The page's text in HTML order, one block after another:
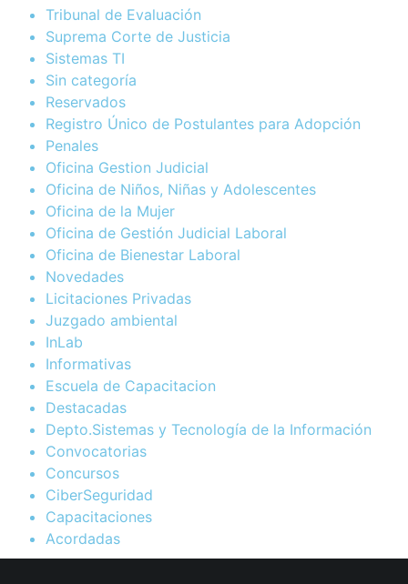
Tribunal de Evaluación
Suprema Corte de Justicia
Sistemas TI
Sin categoría
Reservados
Registro Único de Postulantes para Adopción
Penales
Oficina Gestion Judicial
Oficina de Niños, Niñas y Adolescentes
Oficina de la Mujer
Oficina de Gestión Judicial Laboral
Oficina de Bienestar Laboral
Novedades
Licitaciones Privadas
Juzgado ambiental
InLab
Informativas
Escuela de Capacitacion
Destacadas
Depto.Sistemas y Tecnología de la Información
Convocatorias
Concursos
CiberSeguridad
Capacitaciones
Acordadas